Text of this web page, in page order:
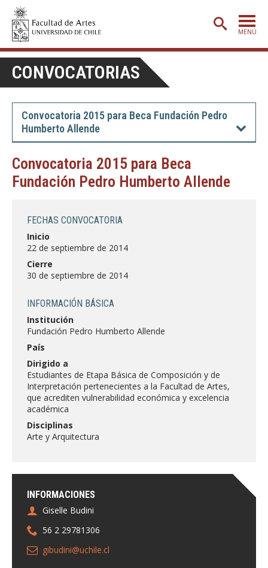
MENÚ
PORTADA
ADMISIÓN
ETAPA BÁSICA
POSTGRADO
EXTENSIÓN
BIBLIOTECA
DEPARTAMENTOS
FACULTAD
Estudiantes
Académicas/os
CONVOCATORIAS
Convocatoria 2015 para Beca Fundación Pedro
Humberto Allende
Convocatoria 2015 para Beca
Fundación Pedro Humberto Allende
INFORMACIONES
Giselle Budini
56 2 29781306
gibudini@uchile.cl
FECHAS CONVOCATORIA
Inicio
22 de septiembre de 2014
Cierre
30 de septiembre de 2014
INFORMACIÓN BÁSICA
Institución
Fundación Pedro Humberto Allende
País
Dirigido a
Estudiantes de Etapa Básica de Composición y de
Interpretación pertenecientes a la Facultad de Artes,
que acrediten vulnerabilidad económica y excelencia
académica
Disciplinas
Arte y Arquitectura